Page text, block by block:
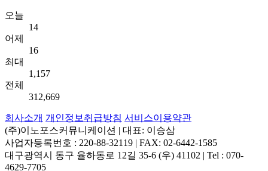
오늘
14
어제
16
최대
1,157
전체
312,669
회사소개 개인정보취급방침 서비스이용약관
(주)이노포스커뮤니케이션 | 대표: 이승삼
사업자등록번호 : 220-88-32119 | FAX: 02-6442-1585
대구광역시 동구 율하동로 12길 35-6 (우) 41102 | Tel : 070-
4629-7705